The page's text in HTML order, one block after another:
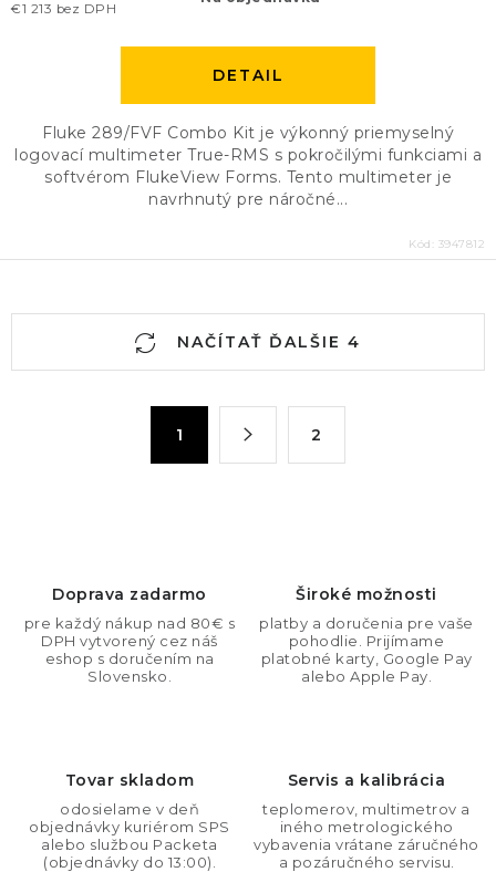
€1 213 bez DPH
DETAIL
Fluke 289/FVF Combo Kit je výkonný priemyselný
logovací multimeter True-RMS s pokročilými funkciami a
softvérom FlukeView Forms. Tento multimeter je
navrhnutý pre náročné...
Kód: 3947812
NAČÍTAŤ ĎALŠIE 4
1 2
Doprava zadarmo
pre každý nákup nad 80€ s
DPH vytvorený cez náš
eshop s doručením na
Slovensko.
Široké možnosti
platby a doručenia pre vaše
pohodlie. Prijímame
platobné karty, Google Pay
alebo Apple Pay.
Tovar skladom
odosielame v deň
objednávky kuriérom SPS
alebo službou Packeta
(objednávky do 13:00).
Servis a kalibrácia
teplomerov, multimetrov a
iného metrologického
vybavenia vrátane záručného
a pozáručného servisu.